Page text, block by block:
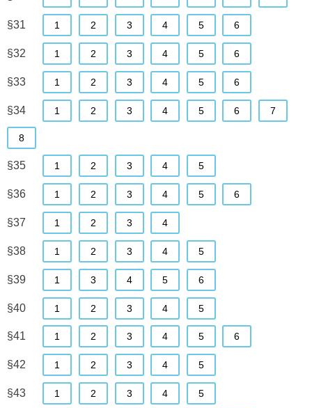
§31 1 2 3 4 5 6
§32 1 2 3 4 5 6
§33 1 2 3 4 5 6
§34 1 2 3 4 5 6 7
8
§35 1 2 3 4 5
§36 1 2 3 4 5 6
§37 1 2 3 4
§38 1 2 3 4 5
§39 1 3 4 5 6
§40 1 2 3 4 5
§41 1 2 3 4 5 6
§42 1 2 3 4 5
§43 1 2 3 4 5